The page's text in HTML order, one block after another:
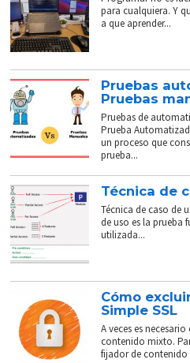
para cualquiera. Y
a que aprender...
Pruebas
Pruebas
Pruebas de
Prueba
un proceso que
prueba...
Técnica de
Técnica de caso de
de uso es la prueba
utilizada...
Cómo
Simple SSL
A veces es
contenido mixto.
fijador de contenido